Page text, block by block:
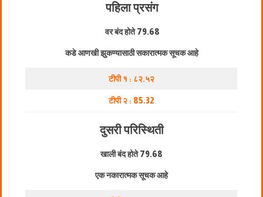
पहिला प्रसंग
वर बंद होते79.68
कडे आणखी झुकण्यासाठी सकारात्मक सूचक आहे
टीपी १ : ८२.५२
टीपी २ : 85.32
दुसरी परिस्थिती
खाली बंद होते79.68
एक नकारात्मक सूचक आहे